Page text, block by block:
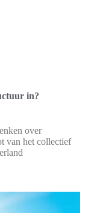
in?
over
van het collectief